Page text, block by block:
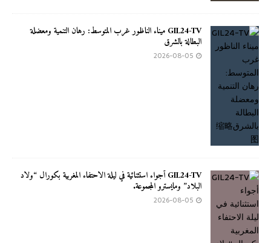
GIL24-TV ميناء الناظور غرب المتوسط: رهان التنمية ومعضلة
البطالة بالشرق
2026-08-05
GIL24-TV أجواء استثنائية في ليلة الاحتفاء المغربية بكورال “ولاد
البلاد” ومايسترو المجموعة.
2026-08-05